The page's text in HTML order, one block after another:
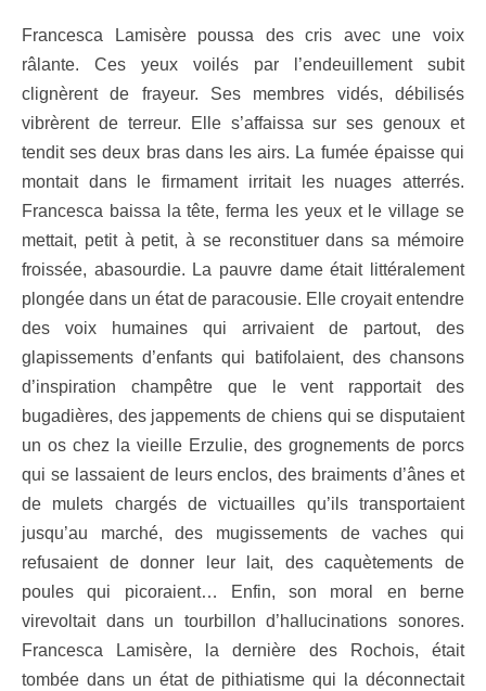
Francesca Lamisère poussa des cris avec une voix
râlante. Ces yeux voilés par l’endeuillement subit
clignèrent de frayeur. Ses membres vidés, débilisés
vibrèrent de terreur. Elle s’affaissa sur ses genoux et
tendit ses deux bras dans les airs. La fumée épaisse qui
montait dans le firmament irritait les nuages atterrés.
Francesca baissa la tête, ferma les yeux et le village se
mettait, petit à petit, à se reconstituer dans sa mémoire
froissée, abasourdie. La pauvre dame était littéralement
plongée dans un état de paracousie. Elle croyait entendre
des voix humaines qui arrivaient de partout, des
glapissements d’enfants qui batifolaient, des chansons
d’inspiration champêtre que le vent rapportait des
bugadières, des jappements de chiens qui se disputaient
un os chez la vieille Erzulie, des grognements de porcs
qui se lassaient de leurs enclos, des braiments d’ânes et
de mulets chargés de victuailles qu’ils transportaient
jusqu’au marché, des mugissements de vaches qui
refusaient de donner leur lait, des caquètements de
poules qui picoraient… Enfin, son moral en berne
virevoltait dans un tourbillon d’hallucinations sonores.
Francesca Lamisère, la dernière des Rochois, était
tombée dans un état de pithiatisme qui la déconnectait